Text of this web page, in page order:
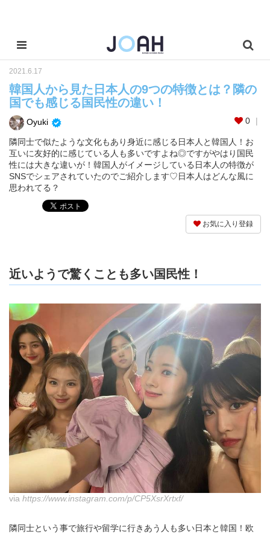
2021.6.17
韓国人から見た日本人の9つの特徴とは？隣の
国でも感じる国民性の違い！
Oyuki 0
隣同士で似たような文化もあり身近に感じる日本人と韓国人！お
互いに友好的に感じている人も多いですよね◎ですがやはり国民
性には大きな違いが！韓国人がイメージしている日本人の特徴が
SNSでシェアされていたのでご紹介します♡日本人はどんな風に
思われてる？
お気に入り登録
近いようで驚くことも多い国民性！
via https://www.instagram.com/p/CP5XsrXrtxf/
隣同士という事で旅行や留学に行きあう人も多い日本と韓国！欧